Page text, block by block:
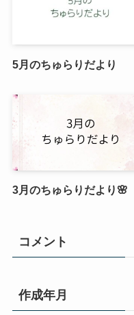
5月のちゅらりだより
3月のちゅらりだより🌸
コメント
作成年月